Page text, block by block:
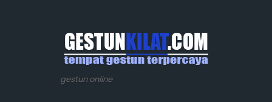
gestun online